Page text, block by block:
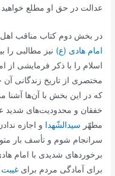
عدالت در حق او مطلع
در بخش دوم کتاب مناقب
امام هادی (ع) نیز مطالبی را
اسلام را با ذکر فرمایشی
مختصری از تاریخ زندگانی
که در این بخش با آن‌ها آشنا
خفقان و محدودیت‌های شدید
مطهّر سیدالشّهدا و اجازه
سرانجام شوم و تأسف بار
برخوردهای شدیدی با امام
برای آمادگی مردم برایغیبت